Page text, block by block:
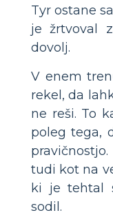
Tyr ostane
je žrtvoval
dovolj.
V enem
rekel, da
ne reši. To
poleg tega,
tudi kot na
ki je tehtal
sodil.